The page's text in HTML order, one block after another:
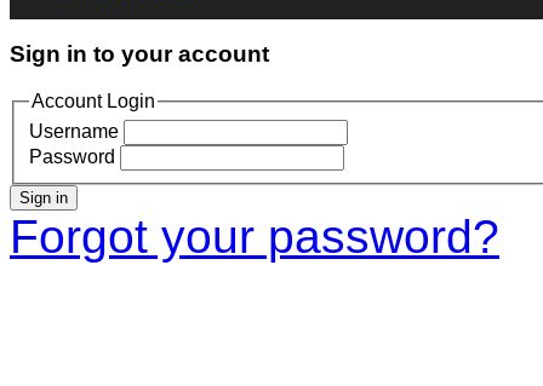
Sign in to your account
Account Login
Username
Password
Sign in
Forgot your password?